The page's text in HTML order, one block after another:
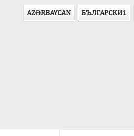
AZӘRBAYCAN БЪЛГАРСКИ1